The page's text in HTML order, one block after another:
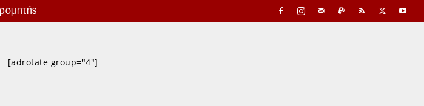
[adrotate group="4"]